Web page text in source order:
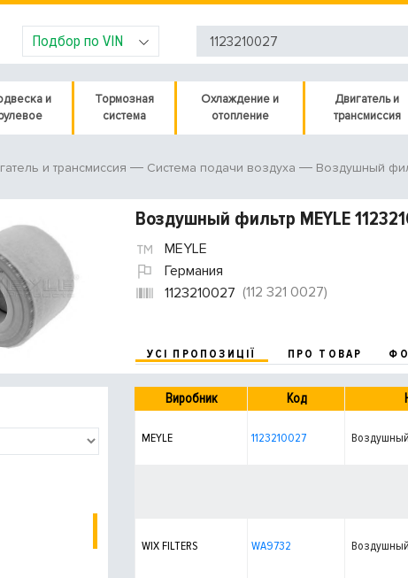
Подбор по VIN
и
Тормозная
система
Охлаждение и
отопление
Двигатель и
трансмиссия
и трансмиссия Система подачи воздуха Воздушный
Воздушный фильтр MEYLE
MEYLE
Германия
1123210027 (112 321 0027)
УСІ ПРОПОЗИЦІЇ ПРО ТОВАР
Виробник Код
MEYLE 1123210027
WIX FILTERS WA9732